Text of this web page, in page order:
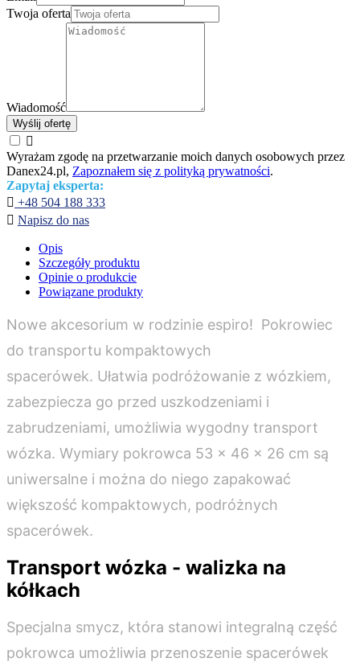
Twoja oferta
Wiadomość
Wyślij ofertę

Wyrażam zgodę na przetwarzanie moich danych osobowych przez
Danex24.pl, Zapoznałem się z polityką prywatności.
Zapytaj eksperta:
 +48 504 188 333
 Napisz do nas
Opis
Szczegóły produktu
Opinie o produkcie
Powiązane produkty
Nowe akcesorium w rodzinie espiro! Pokrowiec
do transportu kompaktowych
spacerówek. Ułatwia podróżowanie z wózkiem,
zabezpiecza go przed uszkodzeniami i
zabrudzeniami, umożliwia wygodny transport
wózka. Wymiary pokrowca 53 x 46 x 26 cm są
uniwersalne i można do niego zapakować
większość kompaktowych, podróżnych
spacerówek.
Transport wózka - walizka na
kółkach
Specjalna smycz, która stanowi integralną część
pokrowca umożliwia przenoszenie spacerówek